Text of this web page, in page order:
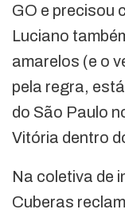
GO e precisou
Luciano
amarelos (e o
pela regra,
do São Paulo
Vitória dentro
Na coletiva de
Cuberas